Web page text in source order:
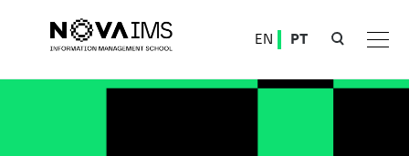
EN PT
Mestrado Executivo em Data-Driven Organizations